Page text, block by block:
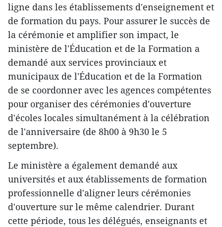
ligne dans les établissements d'enseignement et
de formation du pays. Pour assurer le succès de
la cérémonie et amplifier son impact, le
ministère de l'Éducation et de la Formation a
demandé aux services provinciaux et
municipaux de l'Éducation et de la Formation
de se coordonner avec les agences compétentes
pour organiser des cérémonies d'ouverture
d'écoles locales simultanément à la célébration
de l'anniversaire (de 8h00 à 9h30 le 5
septembre).
Le ministère a également demandé aux
universités et aux établissements de formation
professionnelle d'aligner leurs cérémonies
d'ouverture sur le même calendrier. Durant
cette période, tous les délégués, enseignants et